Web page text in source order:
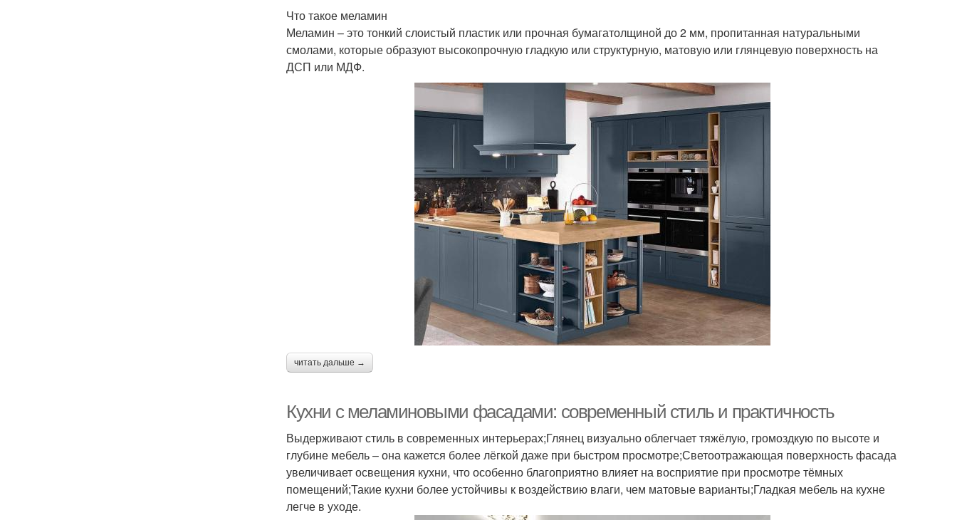
Что такое меламин
Меламин – это тонкий слоистый пластик или прочная бумагатолщиной до 2 мм, пропитанная натуральными
смолами, которые образуют высокопрочную гладкую или структурную, матовую или глянцевую поверхность на
ДСП или МДФ.
читать дальше →
Кухни с меламиновыми фасадами: современный стиль и практичность
Выдерживают стиль в современных интерьерах;Глянец визуально облегчает тяжёлую, громоздкую по высоте и
глубине мебель – она кажется более лёгкой даже при быстром просмотре;Светоотражающая поверхность фасада
увеличивает освещения кухни, что особенно благоприятно влияет на восприятие при просмотре тёмных
помещений;Такие кухни более устойчивы к воздействию влаги, чем матовые варианты;Гладкая мебель на кухне
легче в уходе.